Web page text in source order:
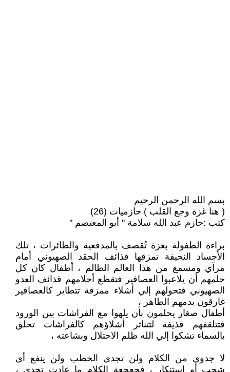
بسم الله الرحمن الرحيم
( هنا غزة وجع القلب ) حازميات (26)
كتب :حازم عبد الله سلامة " أبو المعتصم "
براءة الطفولة بغزة تُقصف بالمدفعية والطائرات ، تلك
الأجساد النحيفة تمزقها قذائف الحقد الصهيوني أمام
مرآي ومسمع من هذا العالم الظالم ، أطفال كان كل
حلمهم أن يلاعبوا العصافير فتقطع أحلامهم قذائف العدو
الصهيوني فتحولهم إلي أشلاء ممزقة تتطاير كالعصافير
غارقون بدمهم الطاهر ،
أطفال صغار يحلمون بأن يلهوا مع الفراشات بين الورود
فتتلقفهم قذيفة لتتناثر أشلاؤهم كالفراشات تحلق
بالسماء تشكوا إلي الله ظلم الاحتلال وبشاعته ،
لا جدوي من الكلام ولن تجدي الخطب ولن ينفع أي
شجب أو استنكار ، فجعجعة الكلام ما عادت تجدي ،